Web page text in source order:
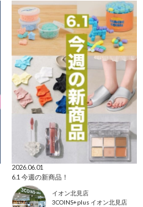
2026.06.01
6.1 今週の新商品！
イオン北見店
3COINS+plus イオン北見店